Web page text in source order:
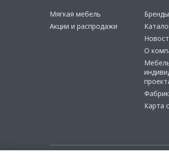
Мягкая мебель
Акции и распродажи
Бренды
О
Карта